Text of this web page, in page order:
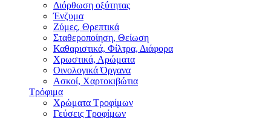
Διόρθωση οξύτητας
Ένζυμα
Ζύμες, Θρεπτικά
Σταθεροποίηση, Θείωση
Καθαριστικά, Φίλτρα, Διάφορα
Χρωστικά, Αρώματα
Οινολογικά Όργανα
Ασκοί, Χαρτοκιβώτια
Τρόφιμα
Χρώματα Τροφίμων
Γεύσεις Τροφίμων